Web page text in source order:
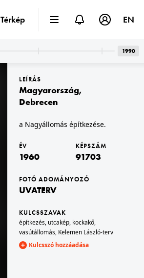
Anjou bástya az Esztergomi rondelláról nézve.
1960 · Budapest · Margitsziget
LEÍRÁS
Magyarország,
Debrecen
a Nagyállomás építkezése.
ÉV
1960
KÉPSZÁM
91703
FOTÓ ADOMÁNYOZÓ
UVATERV
KULCSSZAVAK
építkezés, utcakép, kockakő,
vasútállomás, Kelemen László-terv
Kulcsszó hozzáadása
Térkép EN
1990